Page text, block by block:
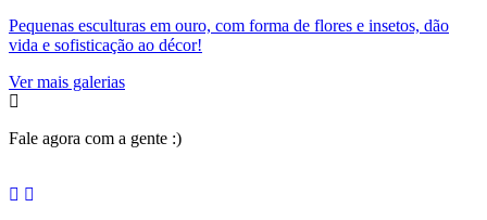
Pequenas esculturas em ouro, com forma de flores e insetos, dão
vida e sofisticação ao décor!
Ver mais galerias
Fale agora com a gente :)